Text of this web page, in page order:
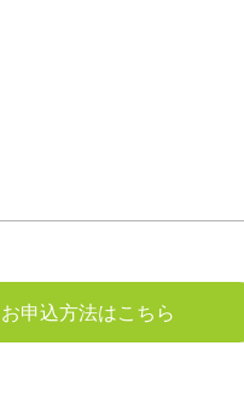
お申込方法はこちら